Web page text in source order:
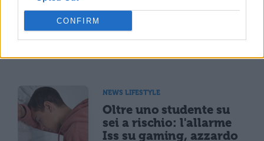
CONFIRM minori di 15 anni dal 1°
settembre: come
funziona il controllo
NEWS LIFESTYLE
Oltre uno studente su
sei a rischio: l'allarme
Iss su gaming, azzardo